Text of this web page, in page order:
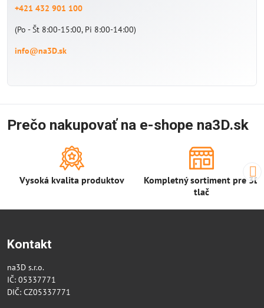
+421 432 901 100
(Po - Št 8:00-15:00, Pi 8:00-14:00)
info@na3D.sk
Prečo nakupovať na e-shope na3D.sk
Vysoká kvalita produktov
Kompletný sortiment pre 3D
tlač
Kontakt
na3D s.r.o.
IČ: 05337771
DIČ: CZ05337771